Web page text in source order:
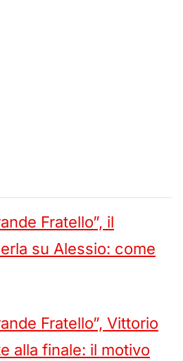
Fratello”, il
su Alessio: come
Fratello”, Vittorio
alla finale: il motivo